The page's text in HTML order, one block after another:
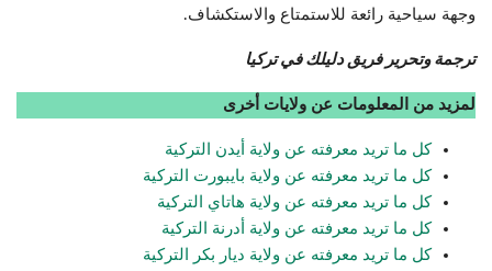
وجهة سياحية رائعة للاستمتاع والاستكشاف.
ترجمة وتحرير فريق دليلك في تركيا
لمزيد من المعلومات عن ولايات أخرى
كل ما تريد معرفته عن ولاية أيدن التركية
كل ما تريد معرفته عن ولاية بايبورت التركية
كل ما تريد معرفته عن ولاية هاتاي التركية
كل ما تريد معرفته عن ولاية أدرنة التركية
كل ما تريد معرفته عن ولاية ديار بكر التركية